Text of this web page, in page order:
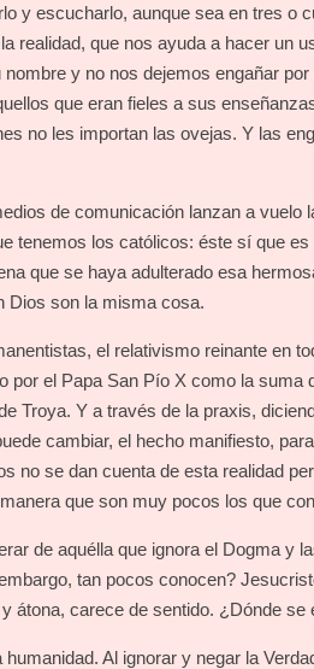
y escucharlo, aunque sea en tres o
realidad, que nos ayuda a hacer un
y no nos dejemos engañar
que eran fieles a sus
no les importan las ovejas. Y las
de comunicación lanzan a
tenemos los católicos: éste sí que
que se haya adulterado esa
Dios son la misma cosa.
el relativismo reinante en
por el Papa San Pío X como la suma
Troya. Y a través de la praxis,
cambiar, el hecho manifiesto,
no se dan cuenta de esta realidad
que son muy pocos los que
de aquélla que ignora el Dogma y
tan pocos conocen?
átona, carece de sentido. ¿Dónde se
Al ignorar y negar la